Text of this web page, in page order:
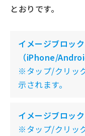
とおりです。
イメージブロッ
（iPhone/
※タップ/クリッ
示されます。
イメージブロッ
※タップ/クリッ